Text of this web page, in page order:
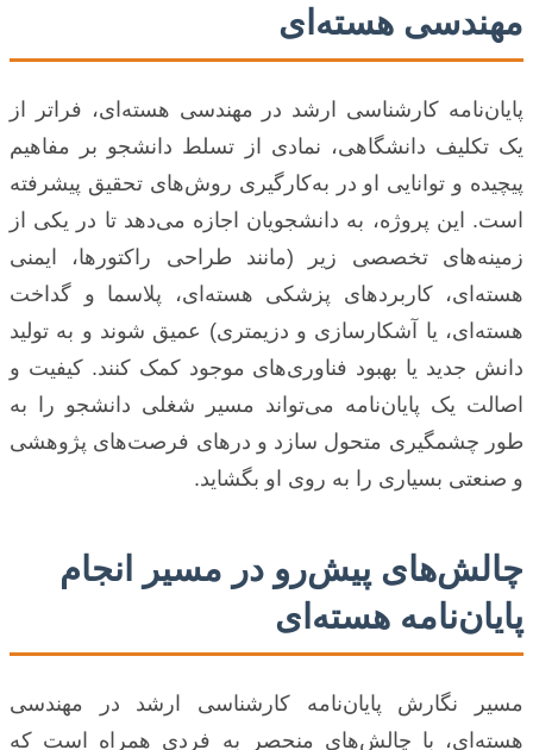
مهندسی هسته‌ای
پایان‌نامه کارشناسی ارشد در مهندسی هسته‌ای، فراتر از
یک تکلیف دانشگاهی، نمادی از تسلط دانشجو بر مفاهیم
پیچیده و توانایی او در به‌کارگیری روش‌های تحقیق پیشرفته
است. این پروژه، به دانشجویان اجازه می‌دهد تا در یکی از
زمینه‌های تخصصی زیر (مانند طراحی راکتورها، ایمنی
هسته‌ای، کاربردهای پزشکی هسته‌ای، پلاسما و گداخت
هسته‌ای، یا آشکارسازی و دزیمتری) عمیق شوند و به تولید
دانش جدید یا بهبود فناوری‌های موجود کمک کنند. کیفیت و
اصالت یک پایان‌نامه می‌تواند مسیر شغلی دانشجو را به
طور چشمگیری متحول سازد و درهای فرصت‌های پژوهشی
و صنعتی بسیاری را به روی او بگشاید.
چالش‌های پیش‌رو در مسیر انجام
پایان‌نامه هسته‌ای
مسیر نگارش پایان‌نامه کارشناسی ارشد در مهندسی
هسته‌ای، با چالش‌های منحصر به فردی همراه است که